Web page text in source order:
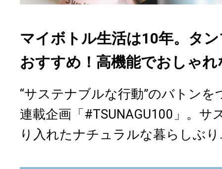
マイボトル生活は10年。タ
おすすめ！高機能でおしゃ
“サステナブルな行動”のバトン
連載企画「#TSUNAGU100」。サ
り入れたナチュラルな暮らしぶり